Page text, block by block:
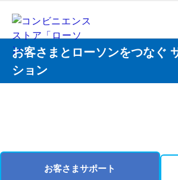
お客さまとローソンをつなぐ
ション
お客さまサポート